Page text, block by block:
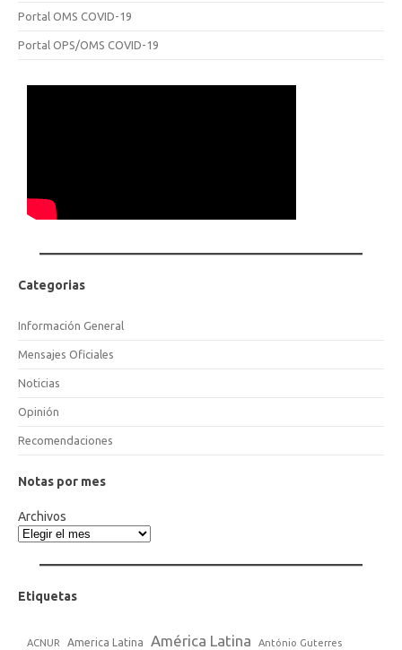
Portal OMS COVID-19
Portal OPS/OMS COVID-19
Categorias
Información General
Mensajes Oficiales
Noticias
Opinión
Recomendaciones
Notas por mes
Archivos
Etiquetas
ACNUR America Latina América Latina António Guterres